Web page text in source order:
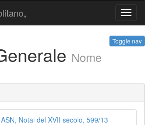
Toggle
Toggle nav
Nome
ASN, Notai del XVII secolo, 599/13